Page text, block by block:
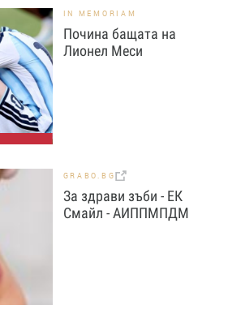
IN MEMORIAM
Почина бащата на
Лионел Меси
GRABO.BG
За здрави зъби - ЕК
Смайл - АИППМПДМ